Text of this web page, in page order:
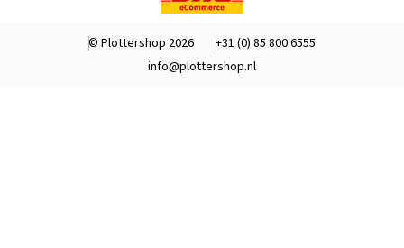
© Plottershop 2026
+31 (0) 85 800 6555
info@plottershop.nl